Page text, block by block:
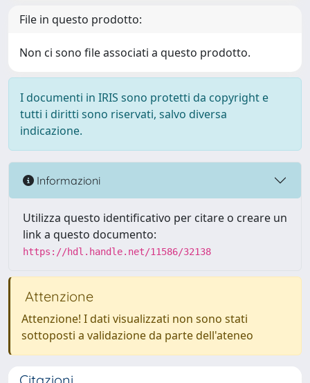
File in questo prodotto:
Non ci sono file associati a questo prodotto.
I documenti in IRIS sono protetti da copyright e
tutti i diritti sono riservati, salvo diversa
indicazione.
Informazioni
Utilizza questo identificativo per citare o creare un
link a questo documento:
https://hdl.handle.net/11586/32138
Attenzione
Attenzione! I dati visualizzati non sono stati
sottoposti a validazione da parte dell'ateneo